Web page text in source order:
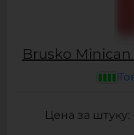
Brusko Minican